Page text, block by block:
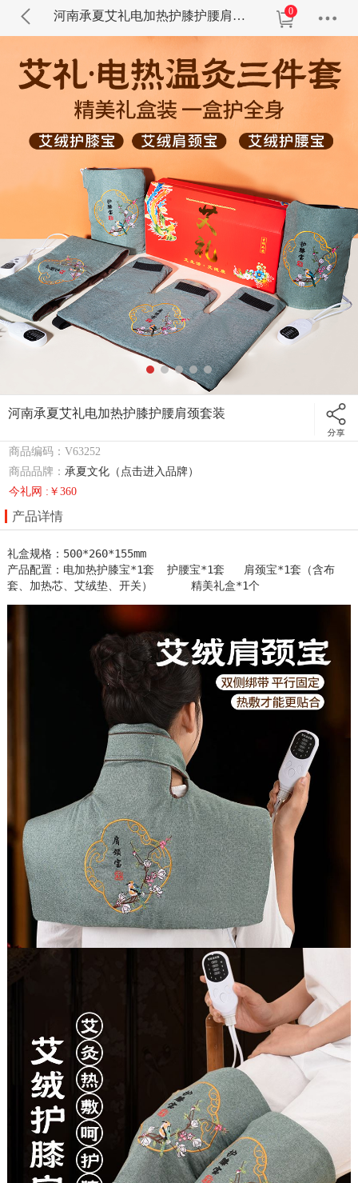
河南承夏艾礼电加热护膝护腰肩颈套装 0
河南承夏艾礼电加热护膝护腰肩颈套装
商品编码：V63252
商品品牌：承夏文化（点击进入品牌）
今礼网 :￥360
产品详情
礼盒规格：500*260*155mm
产品配置：电加热护膝宝*1套  护腰宝*1套   肩颈宝*1套（含布
套、加热芯、艾绒垫、开关）      精美礼盒*1个